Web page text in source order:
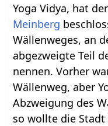
Yoga Vidya, hat
Meinberg
Wällenweges, an
abgezweigte Teil
nennen. Vorher
Wällenweg, aber
Abzweigung des
so wollte die